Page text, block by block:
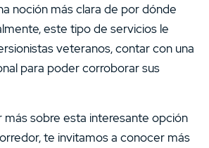
noción más clara de por dónde
este tipo de servicios le
veteranos, contar con una
para poder corroborar sus
más sobre esta interesante opción
te invitamos a conocer más